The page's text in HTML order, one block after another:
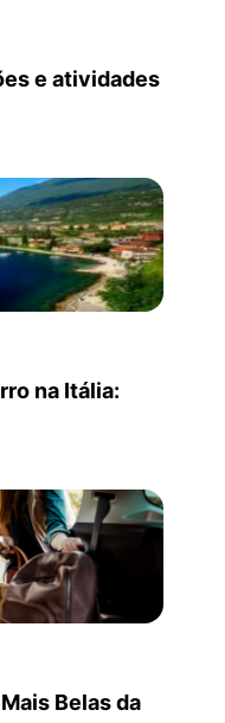
e atividades
na Itália:
Belas da